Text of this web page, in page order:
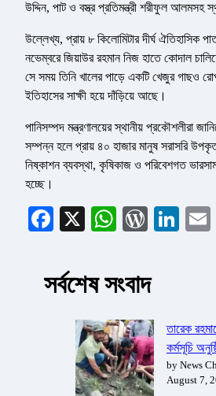
উদ্দিন, পাট ও বস্ত্র প্রতিমন্ত্রী শরীফুল আলমসহ
উল্লেখ্য, প্রায় ৮ কিলোমিটার দীর্ঘ ঐতিহাসিক
নভেম্বরে জিয়াউর রহমান নিজ হাতে কোদাল
সে সময় তিনি খালের পাড়ে একটি খেজুর গাছও
ইতিহাসের সাক্ষী হয়ে দাঁড়িয়ে আছে।
পানিসম্পদ মন্ত্রণালয়ের স্থানীয় প্রকৌশলীরা
সম্পন্ন হলে প্রায় ৪০ হাজার মানুষ সরাসরি
নিষ্কাশন ব্যবস্থা, কৃষিকাজ ও পরিবেশগত
হচ্ছে।
Facebook
X
সর্বশেষ সংবাদ
তারেক
কর্মসূচি
by News
August 7,